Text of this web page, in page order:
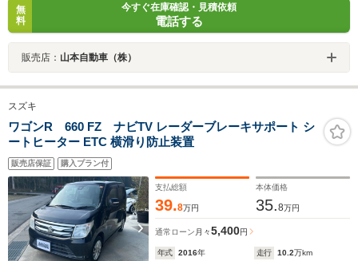
無
料
今すぐ在庫確認・見積依頼
電話する
販売店： 山本自動車（株）
スズキ
ワゴンR 660 FZ ナビTV レーダーブレーキサポート シ
ートヒーター ETC 横滑り防止装置
販売店保証 購入プラン付
支払総額
39.8万円
本体価格
35.8万円
通常ローン 月々5,400円
年式 2016年 走行 10.2万km